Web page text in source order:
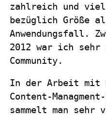
zahlreich und
bezüglich Größe
Anwendungsfall.
2012 war ich
Community.
In der Arbeit mit
Content-
sammelt man